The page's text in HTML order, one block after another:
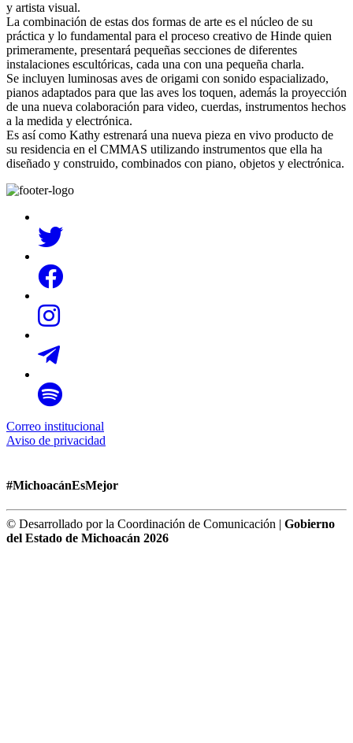
y artista visual.
La combinación de estas dos formas de arte es el núcleo de su
práctica y lo fundamental para el proceso creativo de Hinde quien
primeramente, presentará pequeñas secciones de diferentes
instalaciones escultóricas, cada una con una pequeña charla.
Se incluyen luminosas aves de origami con sonido espacializado,
pianos adaptados para que las aves los toquen, además la proyección
de una nueva colaboración para video, cuerdas, instrumentos hechos
a la medida y electrónica.
Es así como Kathy estrenará una nueva pieza en vivo producto de
su residencia en el CMMAS utilizando instrumentos que ella ha
diseñado y construido, combinados con piano, objetos y electrónica.
Correo institucional
Aviso de privacidad
#MichoacánEsMejor
© Desarrollado por la Coordinación de Comunicación | Gobierno
del Estado de Michoacán 2026